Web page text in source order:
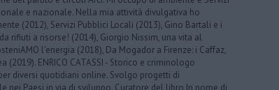
e nazionale. Nella mia attività divulgativa ho
(2012), Servizi Pubblici Locali (2013), Gino Bartali e i
rifiuti a risorse! (2014), Giorgio Nissim, una vita al
l'energia (2018), Da Mogador a Firenze: i Caffaz,
(2019). ENRICO CATASSI - Storico e criminologo
diversi quotidiani online. Svolgo progetti di
nei Paesi in via di sviluppo. Curatore del libro In nome di